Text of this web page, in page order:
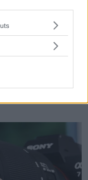
one or more Google
You may click to
in below Google
lanseras –
HDR